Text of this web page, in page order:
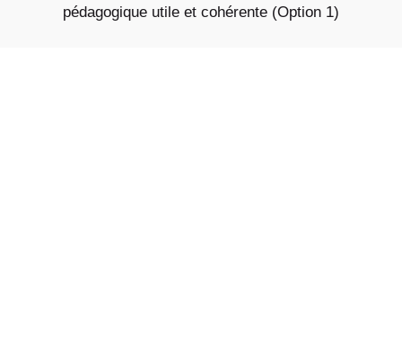
pédagogique utile et cohérente (Option 1)